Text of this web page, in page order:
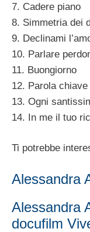
7. Cadere piano
8. Simmetria dei
9. Declinami
10. Parlare
11. Buongiorno
12. Parola chiave
13. Ogni
14. In me il tuo
Ti potrebbe
Alessandra
Alessandra
docufilm